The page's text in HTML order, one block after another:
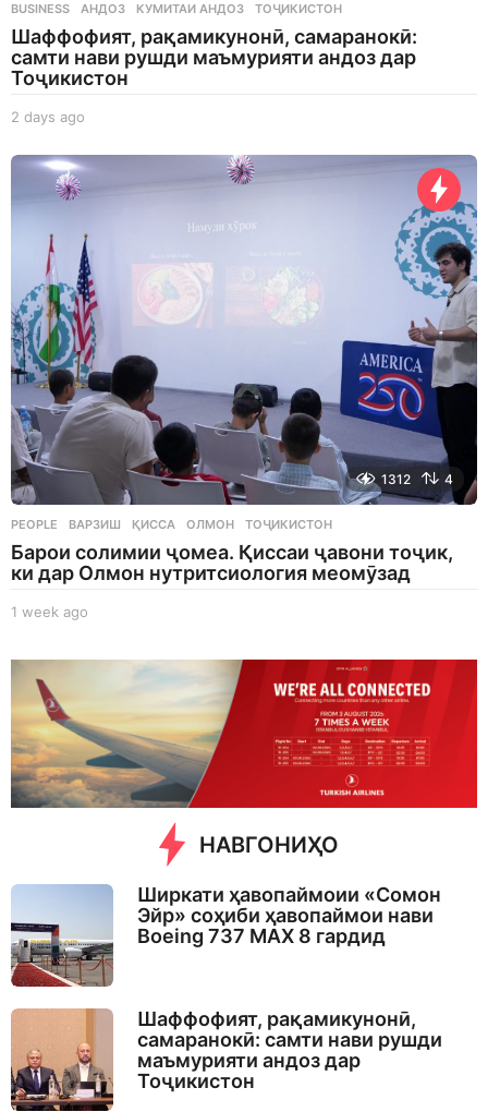
BUSINESS АНДОЗ ,КУМИТАИ АНДОЗ ,ТОҶИКИСТОН
Шаффофият, рақамикунонӣ, самаранокӣ:
самти нави рушди маъмурияти андоз дар
Тоҷикистон
2 days ago
a
g
o
1312 4
PEOPLE ВАРЗИШ ,ҚИССА ,ОЛМОН ,ТОҶИКИСТОН
Барои солимии ҷомеа. Қиссаи ҷавони тоҷик,
ки дар Олмон нутритсиология меомӯзад
1 week ago
g
o
НАВГОНИҲО
Ширкати ҳавопаймоии «Сомон
Эйр» соҳиби ҳавопаймои нави
Boeing 737 MAX 8 гардид
Шаффофият, рақамикунонӣ,
самаранокӣ: самти нави рушди
маъмурияти андоз дар
Тоҷикистон